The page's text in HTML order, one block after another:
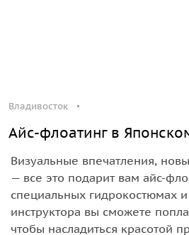
Владивосток
Айс-флоатинг в
Визуальные впечатления,
— все это подарит вам айс-
специальных гидрокостюмах
инструктора вы сможете
чтобы насладиться красотой